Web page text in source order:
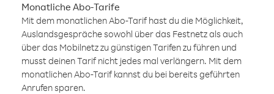
Monatliche Abo-Tarife
Mit dem monatlichen Abo-Tarif hast du die Möglichkeit,
Auslandsgespräche sowohl über das Festnetz als auch
über das Mobilnetz zu günstigen Tarifen zu führen und
musst deinen Tarif nicht jedes mal verlängern. Mit dem
monatlichen Abo-Tarif kannst du bei bereits geführten
Anrufen sparen.